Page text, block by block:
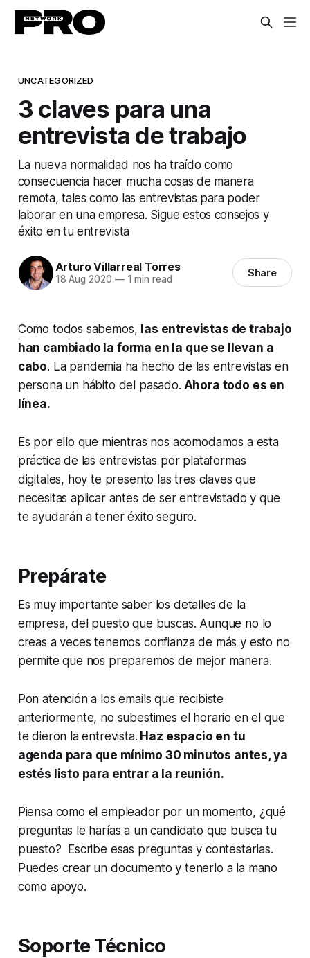
UNCATEGORIZED
3 claves para una
entrevista de trabajo
La nueva normalidad nos ha traído como
consecuencia hacer mucha cosas de manera
remota, tales como las entrevistas para poder
laborar en una empresa. Sigue estos consejos y
éxito en tu entrevista
Arturo Villarreal Torres
18 Aug 2020 —1 min read Share
Como todos sabemos, las entrevistas de trabajo
han cambiado la forma en la que se llevan a
cabo. La pandemia ha hecho de las entrevistas en
persona un hábito del pasado. Ahora todo es en
línea.
Es por ello que mientras nos acomodamos a esta
práctica de las entrevistas por plataformas
digitales, hoy te presento las tres claves que
necesitas aplicar antes de ser entrevistado y que
te ayudarán a tener éxito seguro.
Prepárate
Es muy importante saber los detalles de la
empresa, del puesto que buscas. Aunque no lo
creas a veces tenemos confianza de más y esto no
permite que nos preparemos de mejor manera.
Pon atención a los emails que recibiste
anteriormente, no subestimes el horario en el que
te dieron la entrevista. Haz espacio en tu
agenda para que mínimo 30 minutos antes, ya
estés listo para entrar a la reunión.
Piensa como el empleador por un momento, ¿qué
preguntas le harías a un candidato que busca tu
puesto? Escribe esas preguntas y contestarlas.
Puedes crear un documento y tenerlo a la mano
como apoyo.
Soporte Técnico